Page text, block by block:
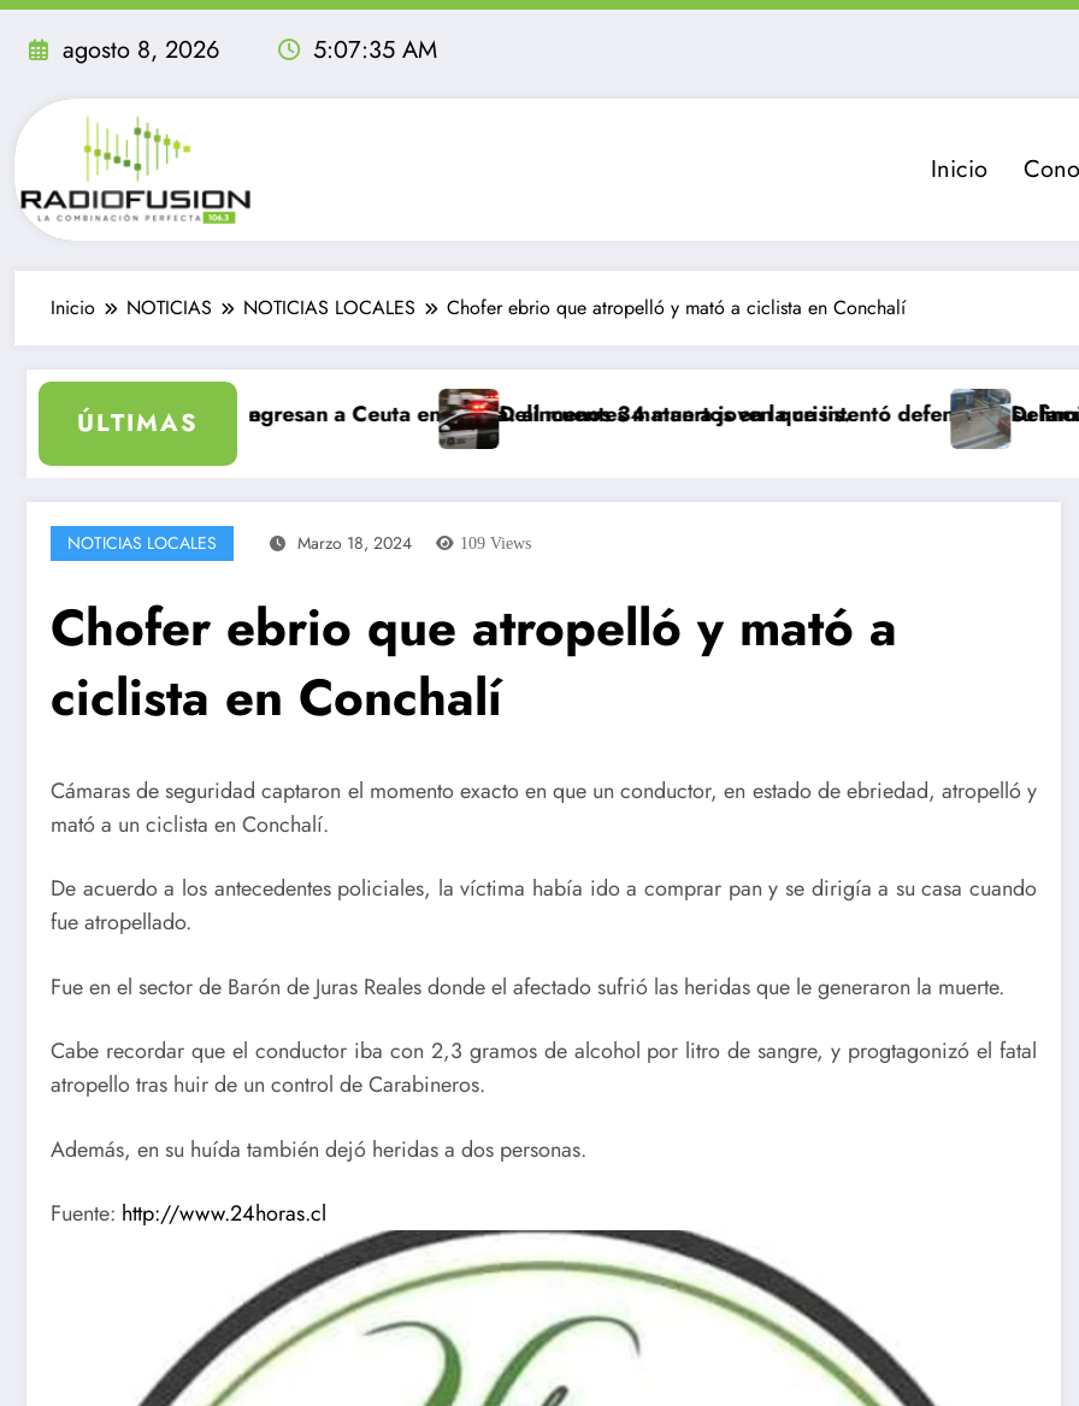
Saltar
agosto 8, 2026 5:07:36 AM
Inicio
Inicio NOTICIAS NOTICIAS LOCALES Chofer ebrio que atropelló y mató a ciclista en Conchalí
ÚLTIMAS
inolvidable
migrantes ingresan a Ceuta en un día: al menos 34 muertos en la crisis.
Delincuentes matan a joven que intentó defender a su familia
Delincuente es
NOTICIAS LOCALES Marzo 18, 2024 109 Views
Chofer ebrio que atropelló y mató a
ciclista en Conchalí
Cámaras de seguridad captaron el momento exacto en que un conductor, en estado de ebriedad, atropelló y
mató a un ciclista en Conchalí.
De acuerdo a los antecedentes policiales, la víctima había ido a comprar pan y se dirigía a su casa cuando
fue atropellado.
Fue en el sector de Barón de Juras Reales donde el afectado sufrió las heridas que le generaron la muerte.
Cabe recordar que el conductor iba con 2,3 gramos de alcohol por litro de sangre, y progtagonizó el fatal
atropello tras huir de un control de Carabineros.
Además, en su huída también dejó heridas a dos personas.
Fuente: http://www.24horas.cl